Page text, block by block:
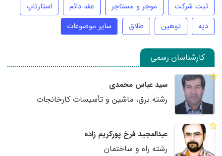
ثبت شرکت
موجر و مستاجر عقد دائم
استارتاپ
دیه
توهین طلاق سایر موضوعات
کارشناسان رسمی
سید عباس محمدی
رشته برق، ماشین و تأسیسات کارخانجات
عبدالمجید فرخ پورکریم زاده
رشته راه و ساختمان